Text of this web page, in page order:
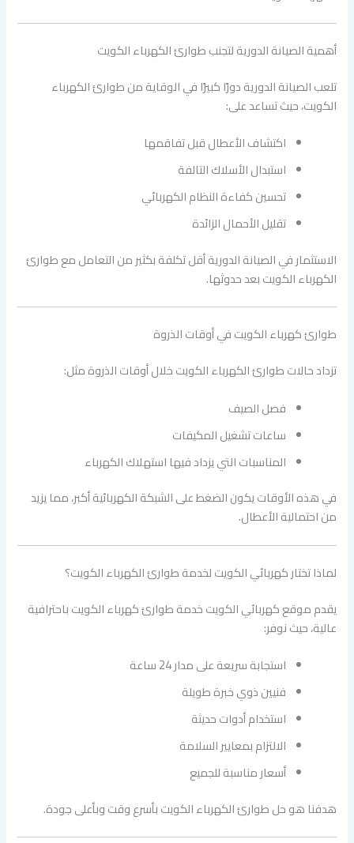
أهمية الصيانة الدورية لتجنب طوارئ الكهرباء الكويت
تلعب الصيانة الدورية دورًا كبيرًا في الوقاية من طوارئ الكهرباء
الكويت، حيث تساعد على:
اكتشاف الأعطال قبل تفاقمها
استبدال الأسلاك التالفة
تحسين كفاءة النظام الكهربائي
تقليل الأحمال الزائدة
الاستثمار في الصيانة الدورية أقل تكلفة بكثير من التعامل مع طوارئ
الكهرباء الكويت بعد حدوثها.
طوارئ كهرباء الكويت في أوقات الذروة
تزداد حالات طوارئ الكهرباء الكويت خلال أوقات الذروة مثل:
فصل الصيف
ساعات تشغيل المكيفات
المناسبات التي يزداد فيها استهلاك الكهرباء
في هذه الأوقات يكون الضغط على الشبكة الكهربائية أكبر، مما يزيد
من احتمالية الأعطال.
لماذا تختار كهربائي الكويت لخدمة طوارئ الكهرباء الكويت؟
يقدم موقع كهربائي الكويت خدمة طوارئ كهرباء الكويت باحترافية
عالية، حيث نوفر:
استجابة سريعة على مدار 24 ساعة
فنيين ذوي خبرة طويلة
استخدام أدوات حديثة
الالتزام بمعايير السلامة
أسعار مناسبة للجميع
هدفنا هو حل طوارئ الكهرباء الكويت بأسرع وقت وبأعلى جودة.